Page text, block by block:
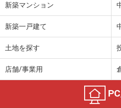
新築マンション
新築一戸建て
土地を探す
店舗/事業用